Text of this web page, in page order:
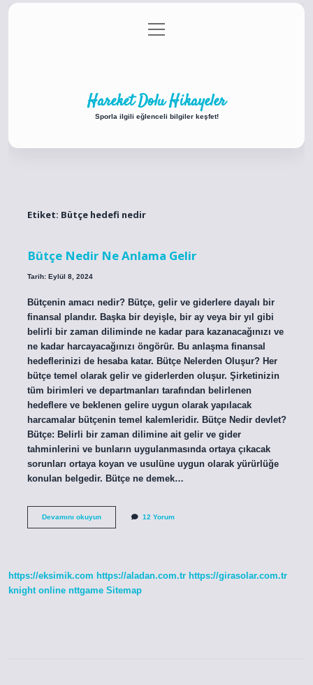
Gizlilik Politikası
menüyü
aç
Hareket Dolu Hikayeler
Sporla ilgili eğlenceli bilgiler keşfet!
Etiket: Bütçe hedefi nedir
Bütçe Nedir Ne Anlama Gelir
Tarih: Eylül 8, 2024
Bütçenin amacı nedir? Bütçe, gelir ve giderlere dayalı bir
finansal plandır. Başka bir deyişle, bir ay veya bir yıl gibi
belirli bir zaman diliminde ne kadar para kazanacağınızı ve
ne kadar harcayacağınızı öngörür. Bu anlaşma finansal
hedeflerinizi de hesaba katar. Bütçe Nelerden Oluşur? Her
bütçe temel olarak gelir ve giderlerden oluşur. Şirketinizin
tüm birimleri ve departmanları tarafından belirlenen
hedeflere ve beklenen gelire uygun olarak yapılacak
harcamalar bütçenin temel kalemleridir. Bütçe Nedir devlet?
Bütçe: Belirli bir zaman dilimine ait gelir ve gider
tahminlerini ve bunların uygulanmasında ortaya çıkacak
sorunları ortaya koyan ve usulüne uygun olarak yürürlüğe
konulan belgedir. Bütçe ne demek…
Devamını okuyunBütçe
12 Yorum
https://eksimik.com https://aladan.com.tr https://girasolar.com.tr
knight online nttgame Sitemap